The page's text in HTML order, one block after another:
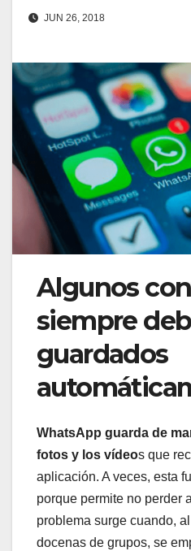
JUN 26, 2018
Algunos
siempre
guardados
WhatsApp guarda de
fotos y los vídeos que
aplicación. A veces, esta
porque permite no perder
problema surge cuando,
docenas de grupos, se